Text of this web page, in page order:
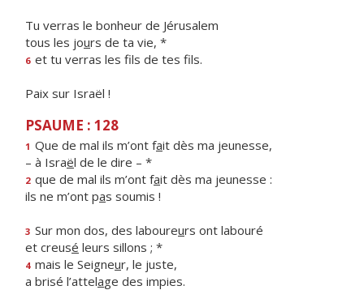
Tu verras le bonheur de Jérusalem
tous les jours de ta vie, *
6 et tu verras les fls de tes fils.
Paix sur Israël !
PSAUME : 128
1 Que de mal ils m’ont fait dès ma jeunesse,
– à Israël de le dire – *
2 que de mal ils m’ont fait dès ma jeunesse :
ils ne m’ont pas soumis !
3 Sur mon dos, des laboureurs ont labouré
et creusé leurs sillons ; *
4 mais le Seigneur, le juste,
a brisé l’attelage des impies.